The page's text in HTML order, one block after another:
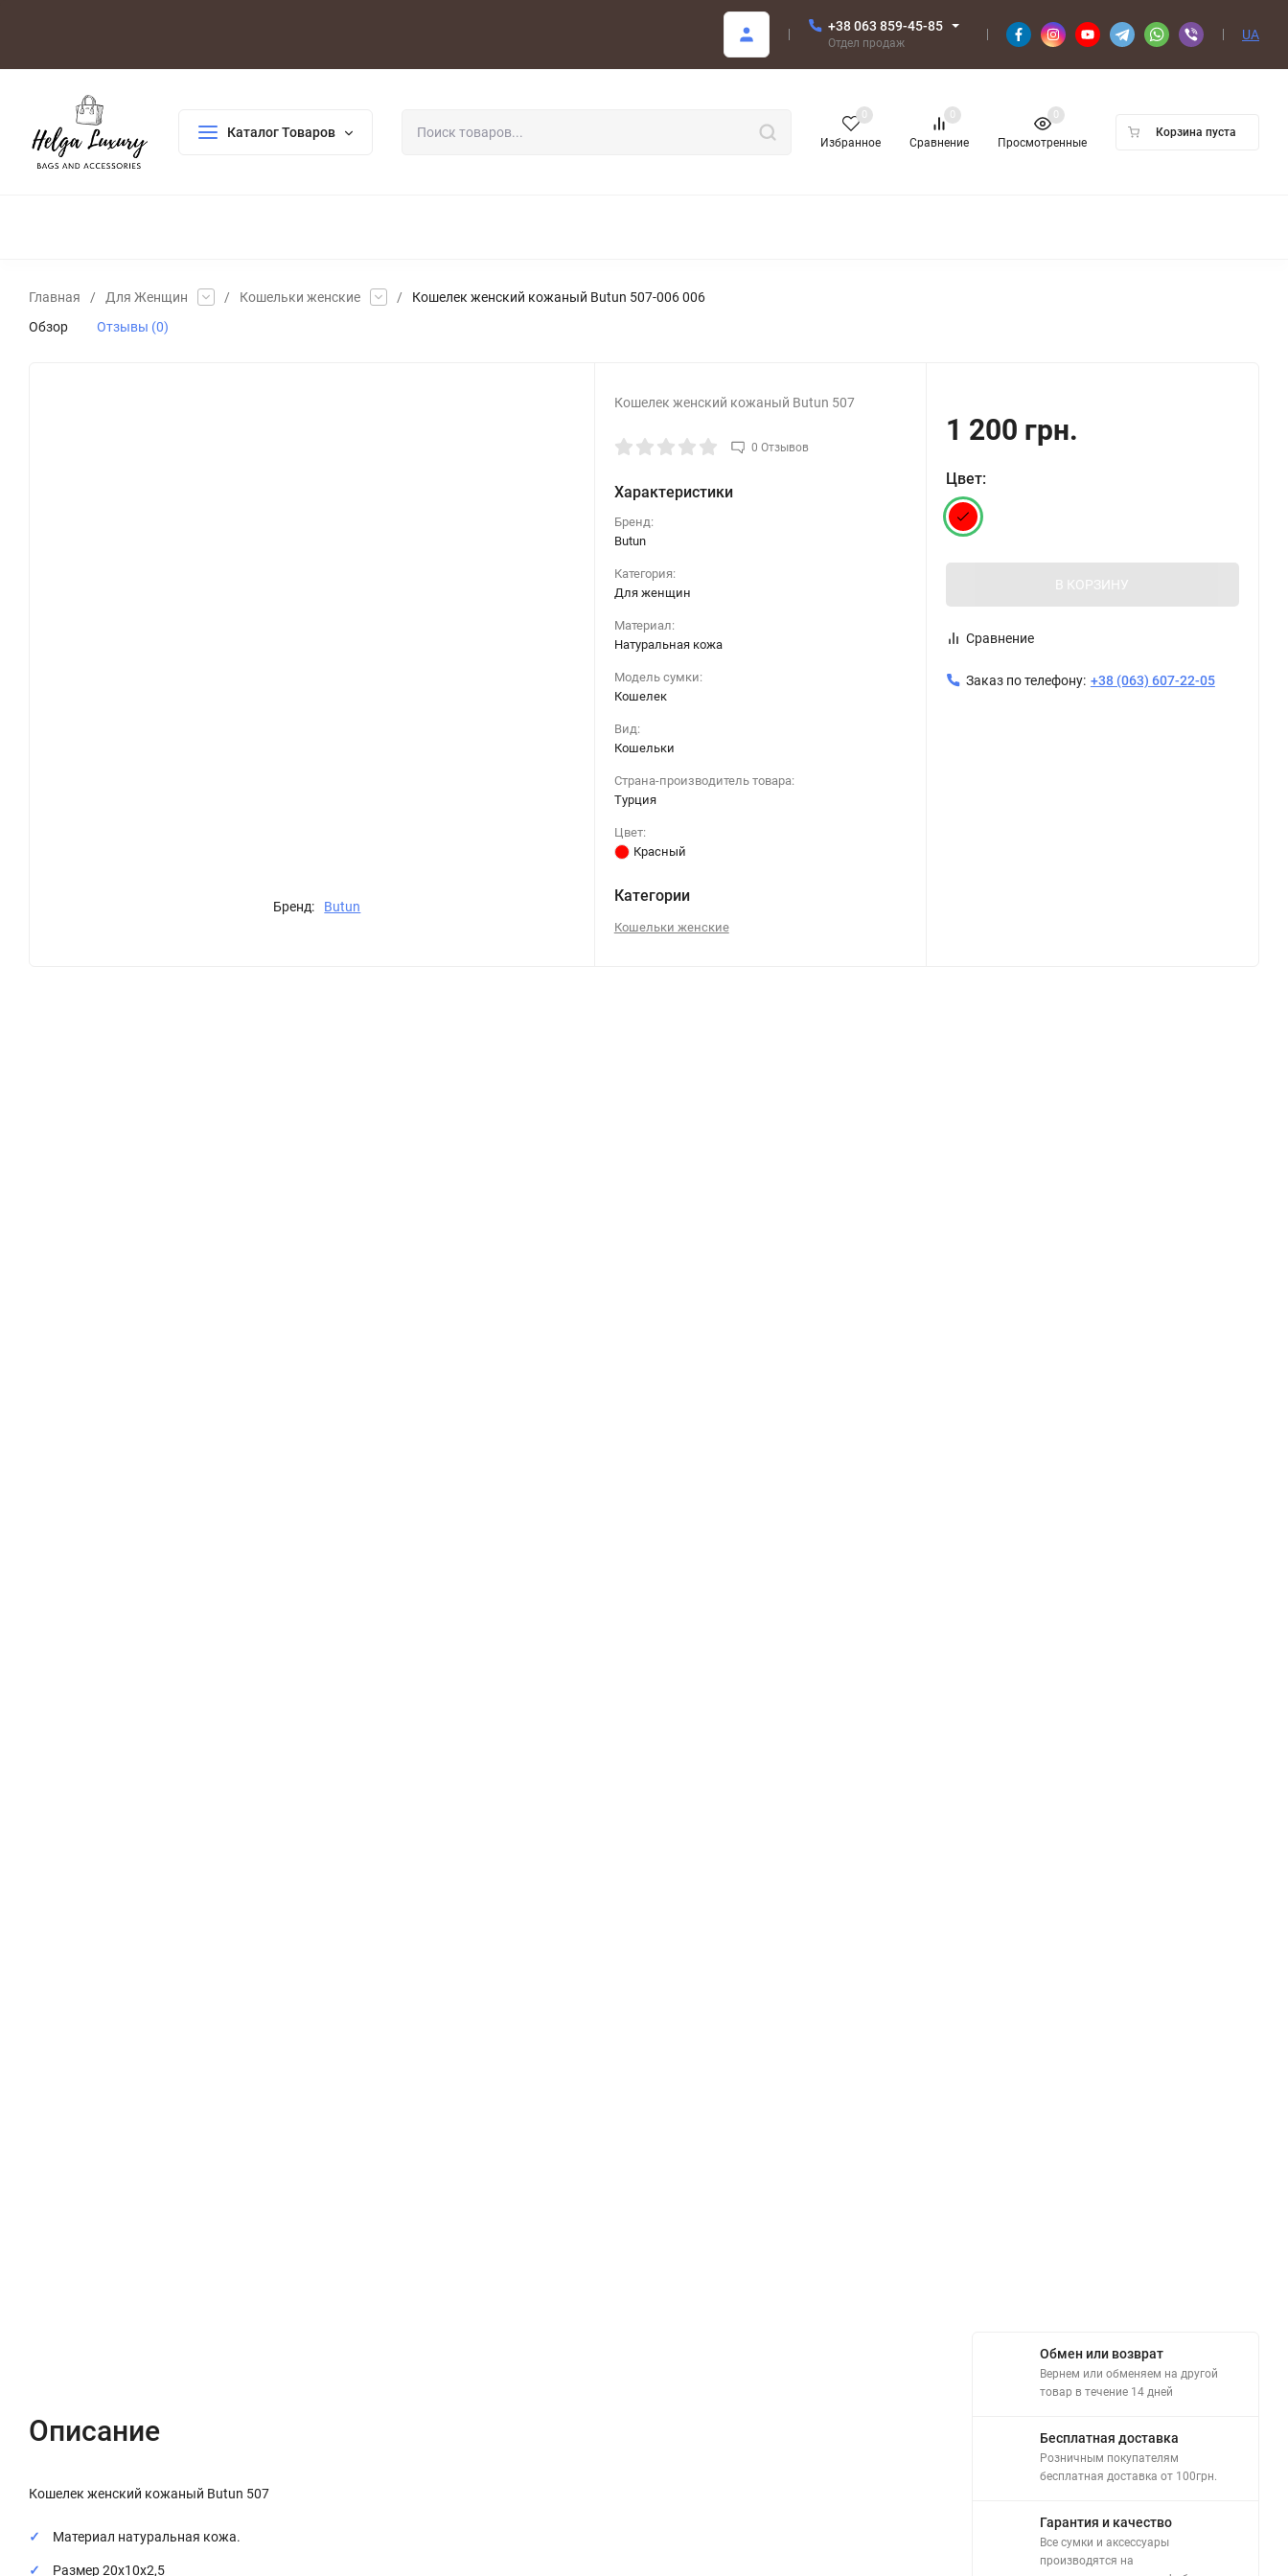
+38 063 859-45-85
Отдел продаж
UA
Каталог Товаров
Избранное
0
Сравнение
0
Просмотренные
0
Корзина пуста
Главная / Для Женщин / Кошельки женские /
Кошелек женский кожаный Butun 507-006 006
Обзор
Отзывы (0)
Бренд: Butun
Кошелек женский кожаный Butun 507
0 Отзывов
Характеристики
Бренд:
Butun
Категория:
Для женщин
Материал:
Натуральная кожа
Модель сумки:
Кошелек
Вид:
Кошельки
Страна-производитель товара:
Турция
Цвет:
Красный
Категории
Кошельки женские
1 200 грн.
Цвет:
В КОРЗИНУ
Сравнение
Заказ по телефону: +38 (063) 607-22-05
Описание
Кошелек женский кожаный Butun 507
Материал натуральная кожа.
Размер 20х10х2,5
Обмен или возврат
Вернем или обменяем на другой
товар в течение 14 дней
Бесплатная доставка
Розничным покупателям
бесплатная доставка от 100грн.
Гарантия и качество
Все сумки и аксессуары
производятся на